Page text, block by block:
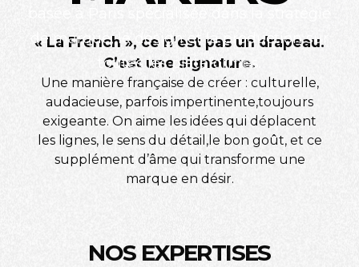
de marque, le design et la production sur
toutes les plateformes.
STORYTELL
ERS
BRAND
AKER
« La French », ce n’est pas un drapeau.
C’est une signature.
Une manière française de créer : culturelle,
audacieuse, parfois impertinente,toujours
exigeante. On aime les idées qui déplacent
les lignes, le sens du détail,le bon goût, et ce
supplément d’âme qui transforme une
marque en désir.
NOS EXPERTISES